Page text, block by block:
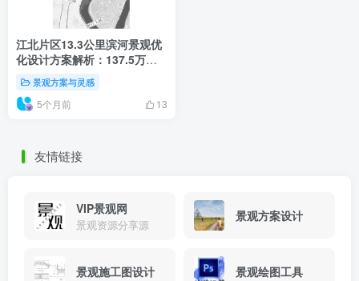
江北片区13.3公里滨河景观优
化设计方案解析：137.5万㎡
生态空间改造实践
景观方案与灵感
5个月前 13
友情链接
VIP景观网
景观资源分享源
景观方案设计
景观施工图设计 景观绘图工具